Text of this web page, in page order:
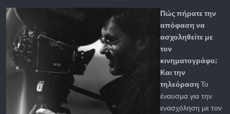
Πώς πήρατε την
απόφαση να
ασχοληθείτε με
τον
κινηματογράφο;
Και την
τηλεόραση Το
έναυσμα για την
ενασχόληση με τον